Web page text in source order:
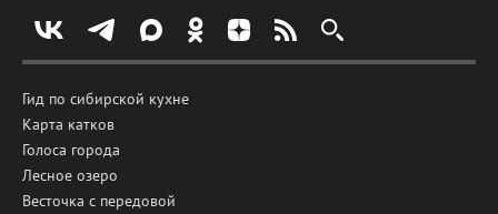
Гид по сибирской кухне
Карта катков
Голоса города
Лесное озеро
Весточка с передовой